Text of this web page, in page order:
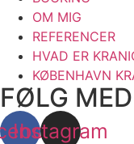
OM MIG
REFERENCER
HVAD ER
KØBENHAVN
FØLG
Instagram